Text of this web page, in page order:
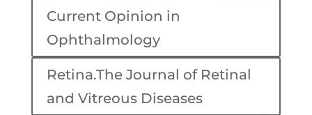
Current Opinion in
Ophthalmology
Retina.The Journal of Retinal
and Vitreous Diseases